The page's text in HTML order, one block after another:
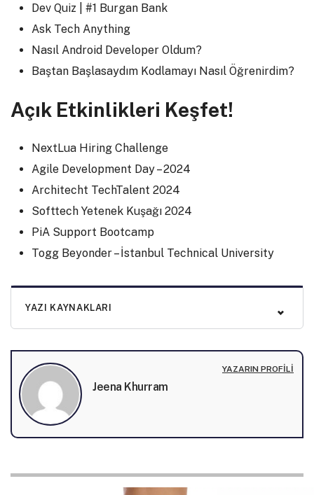
Dev Quiz | #1 Burgan Bank
Ask Tech Anything
Nasıl Android Developer Oldum?
Baştan Başlasaydım Kodlamayı Nasıl Öğrenirdim?
Açık Etkinlikleri Keşfet!
NextLua Hiring Challenge
Agile Development Day – 2024
Architecht TechTalent 2024
Softtech Yetenek Kuşağı 2024
PiA Support Bootcamp
Togg Beyonder – İstanbul Technical University
YAZI KAYNAKLARI
Jeena Khurram
YAZARIN PROFILI